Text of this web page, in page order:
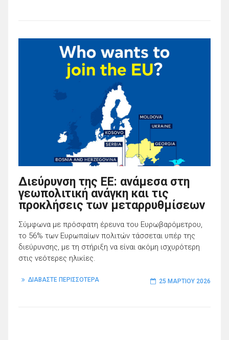
Διεύρυνση της ΕΕ: ανάμεσα στη
γεωπολιτική ανάγκη και τις
προκλήσεις των μεταρρυθμίσεων
Σύμφωνα με πρόσφατη έρευνα του Ευρωβαρόμετρου,
το 56% των Ευρωπαίων πολιτών τάσσεται υπέρ της
διεύρυνσης, με τη στήριξη να είναι ακόμη ισχυρότερη
στις νεότερες ηλικίες.
ΔΙΑΒΑΣΤΕ ΠΕΡΙΣΣΟΤΕΡΑ 25 ΜΑΡΤΊΟΥ 2026